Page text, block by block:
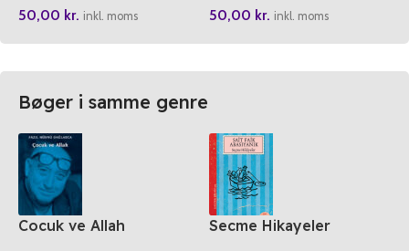
50,00 kr. inkl. moms 50,00 kr. inkl. moms
Bøger i samme genre
Cocuk ve Allah Secme Hikayeler